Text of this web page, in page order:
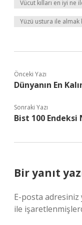
Vücut kılları en iyi ne
Yüzü ustura ile almak
Önceki Yazı
Dünyanın En
Sonraki Yazı
Bist 100 Endeksi
Bir yanıt
E-posta adresiniz
ile